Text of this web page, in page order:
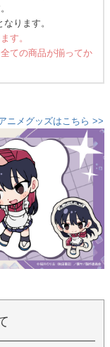
ります。
す。
ての商品が揃ってか
ニメグッズはこちら >>